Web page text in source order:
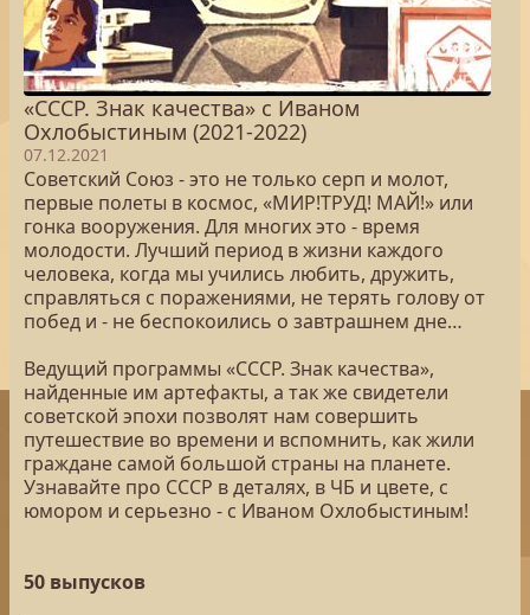
«СССР. Знак качества» с Иваном
Охлобыстиным (2021-2022)
07.12.2021
Советский Союз - это не только серп и молот,
первые полеты в космос, «МИР!ТРУД! МАЙ!» или
гонка вооружения. Для многих это - время
молодости. Лучший период в жизни каждого
человека, когда мы учились любить, дружить,
справляться с поражениями, не терять голову от
побед и - не беспокоились о завтрашнем дне…
Ведущий программы «СССР. Знак качества»,
найденные им артефакты, а так же свидетели
советской эпохи позволят нам совершить
путешествие во времени и вспомнить, как жили
граждане самой большой страны на планете.
Узнавайте про СССР в деталях, в ЧБ и цвете, с
юмором и серьезно - с Иваном Охлобыстиным!
50 выпусков